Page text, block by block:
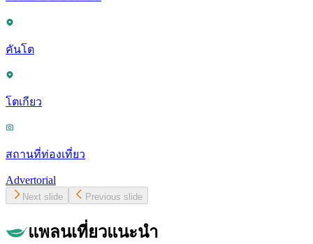
คันโต
โตเกียว
สถานที่ท่องเที่ยว
Advertorial
Next slide Previous slide
แพลนเที่ยวแนะนำ